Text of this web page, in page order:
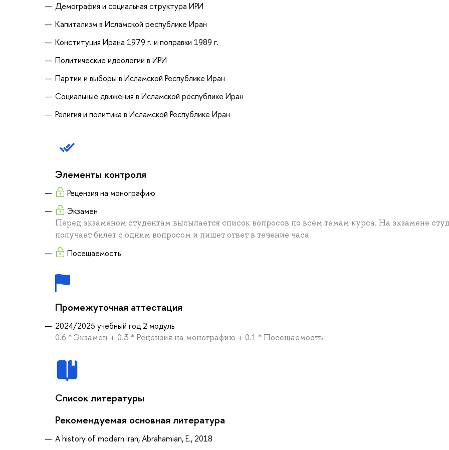
Демография и социальная структура ИРИ
Капитализм в Исламской республике Иран
Конституция Ирана 1979 г. и поправки 1989 г.
Политические идеологии в ИРИ
Партии и выборы в Исламской Республике Иран
Социальные движения в Исламской республике Иран
Религия и политика в Исламской Республике Иран
Элементы контроля
Рецензия на монографию
Экзамен
Перед экзаменом студентам высылается список вопросов по всем темам курса. На экзамене
получает билет с одним вопросом и пишет ответ в течение часа
Посещаемость
Промежуточная аттестация
2024/2025 учебный год 2 модуль
0.6 * Экзамен + 0.3 * Рецензия на монографию + 0.1 * Посещаемость
Список литературы
Рекомендуемая основная литература
A history of modern Iran, Abrahamian, E., 2018